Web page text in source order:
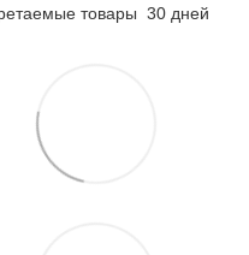
товары 30 дней